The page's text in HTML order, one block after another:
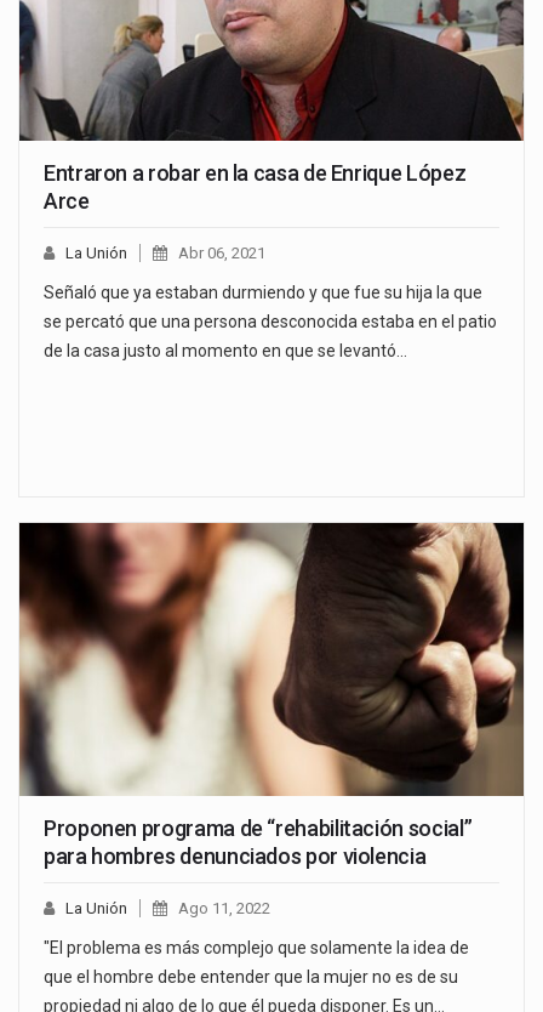
Entraron a robar en la casa de Enrique López
Arce
La Unión Abr 06, 2021
Señaló que ya estaban durmiendo y que fue su hija la que
se percató que una persona desconocida estaba en el patio
de la casa justo al momento en que se levantó…
Proponen programa de “rehabilitación social”
para hombres denunciados por violencia
La Unión Ago 11, 2022
"El problema es más complejo que solamente la idea de
que el hombre debe entender que la mujer no es de su
propiedad ni algo de lo que él pueda disponer. Es un…